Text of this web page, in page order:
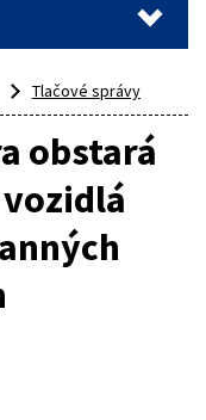
Tlačové správy
obstará